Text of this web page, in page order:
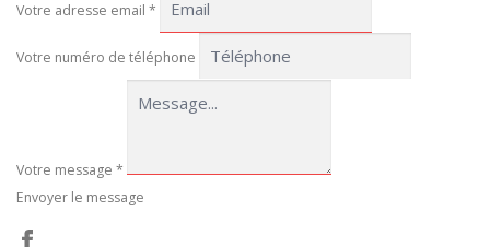
Votre adresse email *
Votre numéro de téléphone
Votre message *
Envoyer le message